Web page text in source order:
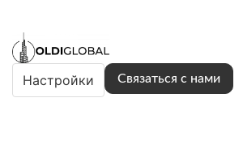
Настройки Связаться с нами